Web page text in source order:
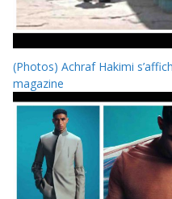
(Photos) Achraf Hakimi
magazine